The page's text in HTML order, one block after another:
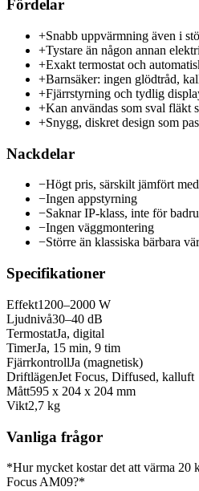
Fördelar
+Snabb uppvärmning även i
+Tystare än någon annan
+Exakt termostat och
+Barnsäker: ingen glödtråd,
+Fjärrstyrning och tydlig
+Kan användas som sval fläkt
+Snygg, diskret design som
Nackdelar
−Högt pris, särskilt jämfört
−Ingen appstyrning
−Saknar IP-klass, inte för
−Ingen väggmontering
−Större än klassiska bärbara
Specifikationer
Effekt1200–2000 W
Ljudnivå30–40 dB
TermostatJa, digital
TimerJa, 15 min, 9 tim
FjärrkontrollJa (magnetisk)
DriftlägenJet Focus, Diffused, kalluft
Mått595 x 204 x 204 mm
Vikt2,7 kg
Vanliga frågor
*Hur mycket kostar det att värma 20
Focus AM09?*